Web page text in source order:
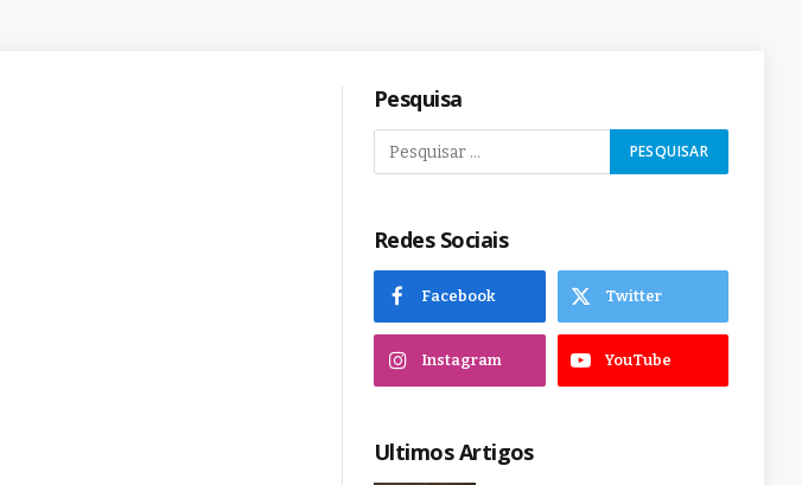
Pesquisa
Redes Sociais
Facebook Twitter
Instagram YouTube
Ultimos Artigos